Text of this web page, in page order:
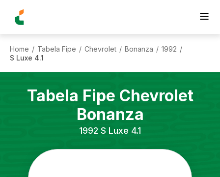
Home / Tabela Fipe / Chevrolet / Bonanza / 1992 /
S Luxe 4.1
Tabela Fipe Chevrolet
Bonanza
1992 S Luxe 4.1